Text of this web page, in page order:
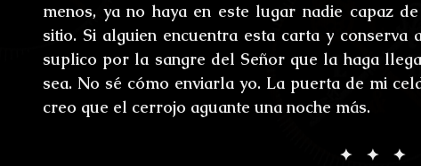
Susurros Innombrables
menos, ya no haya en este lugar nadie capaz
sitio. Si alguien encuentra esta carta y
suplico por la sangre del Señor que la haga
sea. No sé cómo enviarla yo. La puerta de mi
creo que el cerrojo aguante una noche más.
✦   ✦   ✦